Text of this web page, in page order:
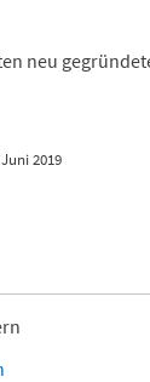
neu
2019